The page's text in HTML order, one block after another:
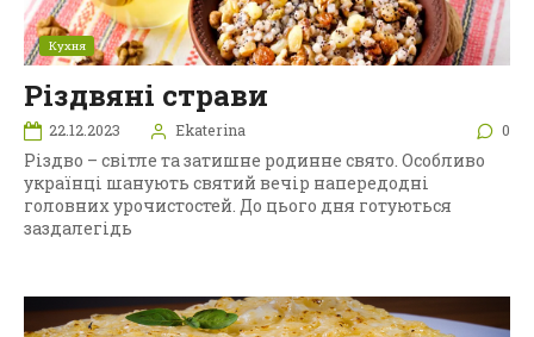
Кухня
Різдвяні страви
22.12.2023 Ekaterina 0
Різдво – світле та затишне родинне свято. Особливо
українці шанують святий вечір напередодні
головних урочистостей. До цього дня готуються
заздалегідь